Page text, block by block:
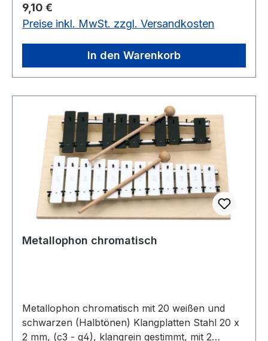
Regulärer Preis:
9,10 €
Preise inkl. MwSt. zzgl. Versandkosten
In den Warenkorb
Metallophon chromatisch
Metallophon chromatisch mit 20 weißen und
schwarzen (Halbtönen) Klangplatten Stahl 20 x
2 mm, (c3 - g4), klangrein gestimmt, mit 2